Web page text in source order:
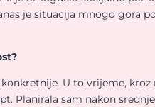
je situacija mnogo gora
konkretnije. U to vrijeme, kroz
Planirala sam nakon